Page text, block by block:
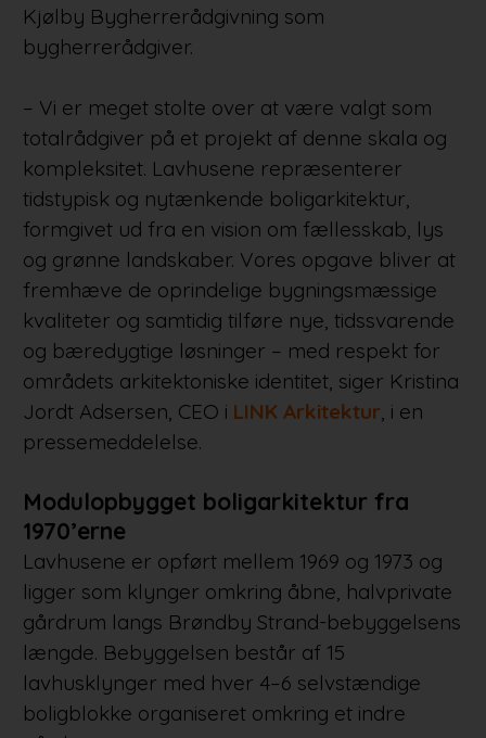
Kjølby Bygherrerådgivning som
bygherrerådgiver.
– Vi er meget stolte over at være valgt som
totalrådgiver på et projekt af denne skala og
kompleksitet. Lavhusene repræsenterer
tidstypisk og nytænkende boligarkitektur,
formgivet ud fra en vision om fællesskab, lys
og grønne landskaber. Vores opgave bliver at
fremhæve de oprindelige bygningsmæssige
kvaliteter og samtidig tilføre nye, tidssvarende
og bæredygtige løsninger – med respekt for
områdets arkitektoniske identitet, siger Kristina
Jordt Adsersen, CEO i LINK Arkitektur , i en
pressemeddelelse.
Modulopbygget boligarkitektur fra
1970’erne
Lavhusene er opført mellem 1969 og 1973 og
ligger som klynger omkring åbne, halvprivate
gårdrum langs Brøndby Strand-bebyggelsens
længde. Bebyggelsen består af 15
lavhusklynger med hver 4–6 selvstændige
boligblokke organiseret omkring et indre